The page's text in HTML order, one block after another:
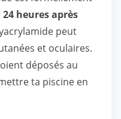
24 heures après
peut
et oculaires.
déposés au
ta piscine en